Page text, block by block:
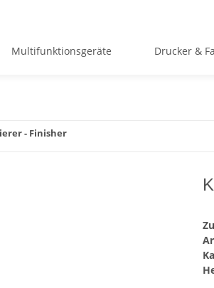
Multifunktionsgeräte Drucker &
- Finisher